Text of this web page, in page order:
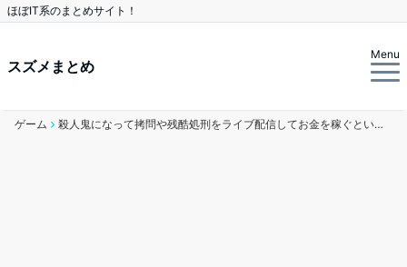
ほぼIT系のまとめサイト！
スズメまとめ
Menu
ゲーム 殺人鬼になって拷問や残酷処刑をライブ配信してお金を稼ぐというとんでもないゲームが登場してしまう